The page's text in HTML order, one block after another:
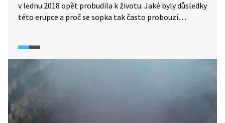
v lednu 2018 opět probudila k životu. Jaké byly důsledky
této erupce a proč se sopka tak často probouzí
Závada. Hovořit bude také o výbuchu sopky Pinatubo
a o tom, co je to stratovulkán.